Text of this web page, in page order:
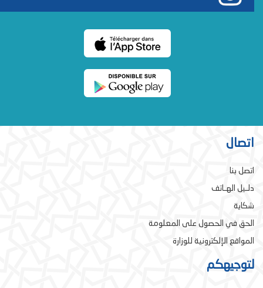
اتصال
اتصل بنا
دلـيل الهـاتف
شكاية
الحق في الحصول على المعلومة
المواقع الإلكترونية للوزارة
لتوجيهكم